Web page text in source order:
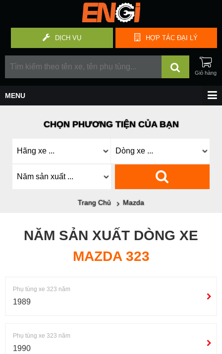
HỢP TÁC ĐẠI LÝ
DỊCH VỤ
CHỌN PHƯƠNG TIỆN CỦA BẠN
Trang Chủ Mazda
NĂM SẢN XUẤT DÒNG XE
MAZDA 323
Phụ tùng xe 323 năm
1989
Phụ tùng xe 323 năm
1990